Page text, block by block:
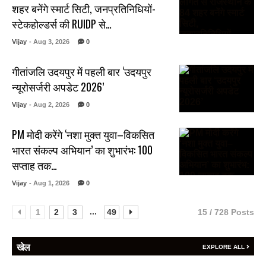
शहर बनेंगे स्मार्ट सिटी, जनप्रतिनिधियों-
स्टेकहोल्डर्स की RUIDP से…
Vijay - Aug 3, 2026 0
गीतांजलि उदयपुर में पहली बार ‘उदयपुर
न्यूरोसर्जरी अपडेट 2026’
Vijay - Aug 2, 2026 0
PM मोदी करेंगे ‘नशा मुक्त युवा–विकसित
भारत संकल्प अभियान’ का शुभारंभ: 100
सप्ताह तक…
Vijay - Aug 1, 2026 0
1 2 3 ... 49 15 / 728 Posts
खेल EXPLORE ALL